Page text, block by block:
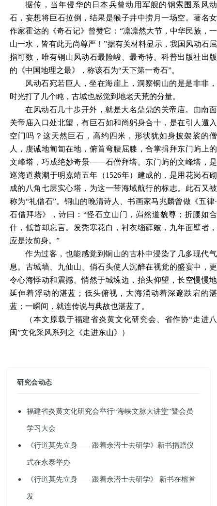
据传，当年侵华的日本兵曾动用军舰的钢索围系风动
石，妄想将巨石拉倒，结果是猴子井中捞月一场空。著名女
作家霍达的《奇石记》曾赞它： “凛凛然大节，中华民族，一
山一水，皆有此无尚尊严！”据有关材料显示，我国风动石屈
指可数，唯有铜山风动石最险峻、最奇特。科普出版社出版
的《中国地理之最》，称该石为“天下第一奇石”。
风动石宛若巨人，坐在海崖上，洞察铜山的是是非非，
时光打了几个盹，古城也感觉到地老天荒的分量。
在风动石几十步开外，就是大名鼎鼎的关帝庙。由南面
关帝庙入口处北望，有巨石如和尚躬身合十，是在引人遁入
空门吗？这天然巨石，高约四米，形状犹如身披袈裟的僧
人，虔诚地匍匐在地，俯首弯腰屈膝，合掌揖拜东门屿上的
文峰塔，巧成绝妙奇景——石僧拜塔。东门屿的文峰塔，是
巡海道蔡潮于明嘉靖五年（1526年）建成的，是用花岗石砌
成的八角七层实心塔，为这一带海域航行的标志。此石又被
称为“礼僧石”。铜山的晚清诗人、书画家马兆麟曾做《五律·
石僧拜塔》，诗曰：“怪石立山门，岿然道貌尊；折腰如合
什，低首却忘言。发秃寒花白，衬衣缁藓皴，九年面壁者，
应是汝前身。”
作为过客，也能感觉到铜山的古朴中浸染了几多现代气
息。古城墙、九仙山、俏石头使人沉醉在视觉的盛宴中，更
令心海悸动和震撼。悄然于城垛边，抬头仰望，长空慢慢地
延伸着浮动的湛蓝；低头俯视，大海涌动着深邃跌宕的湛
蓝；一瞬间，就连传说与典故也湛蓝了。
（本文原载于福建省炎黄文化研究会、省作协“走进八
闽”文化采风系列之
《走进东山》 ）
研究会动态
福建省炎黄文化研究会举行“海峡文脉大讲堂”暨会员
学习大会
《行道莫先立身——跟着余潜士去研学》新书捐赠仪
式在永泰举办
《行道莫先立身——跟着余潜士去研学》 新书在榕首
发